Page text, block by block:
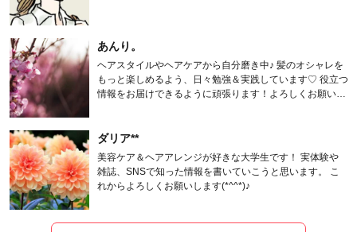
あんり。
ヘアスタイルやヘアケアから自分磨き中♪ 髪のオシャレを
もっと楽しめるよう、日々勉強＆実践しています♡ 役立つ
情報をお届けできるように頑張ります！よろしくお願いし
ダリア**
美容ケア＆ヘアアレンジが好きな大学生です！ 実体験や
雑誌、SNSで知った情報を書いていこうと思います。 こ
れからよろしくお願いします(*^^*)♪